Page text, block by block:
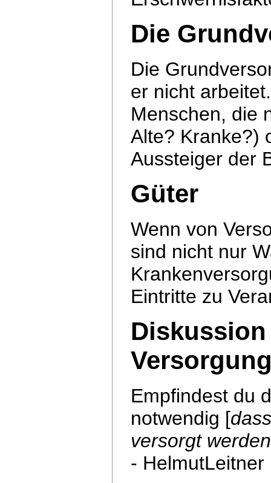
Die
Die
er nicht
Menschen, die
Alte? Kranke?)
Aussteiger der
Güter
Wenn von
sind nicht nur
Eintritte zu
Empfindest du
notwendig [
versorgt
- HelmutLeitner